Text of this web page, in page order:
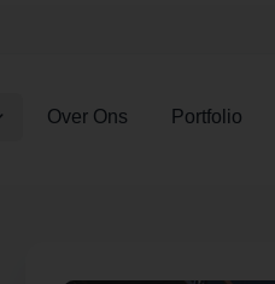
Over Ons Portfolio